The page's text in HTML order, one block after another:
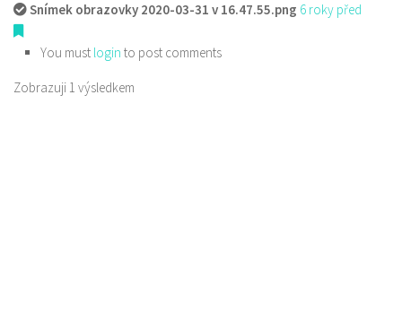
Snímek obrazovky 2020-03-31 v 16.47.55.png 6 roky před
You must login to post comments
Zobrazuji 1 výsledkem